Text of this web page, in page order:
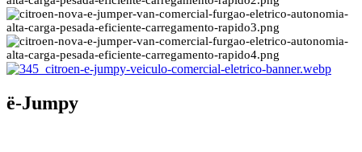
ë-Jumpy